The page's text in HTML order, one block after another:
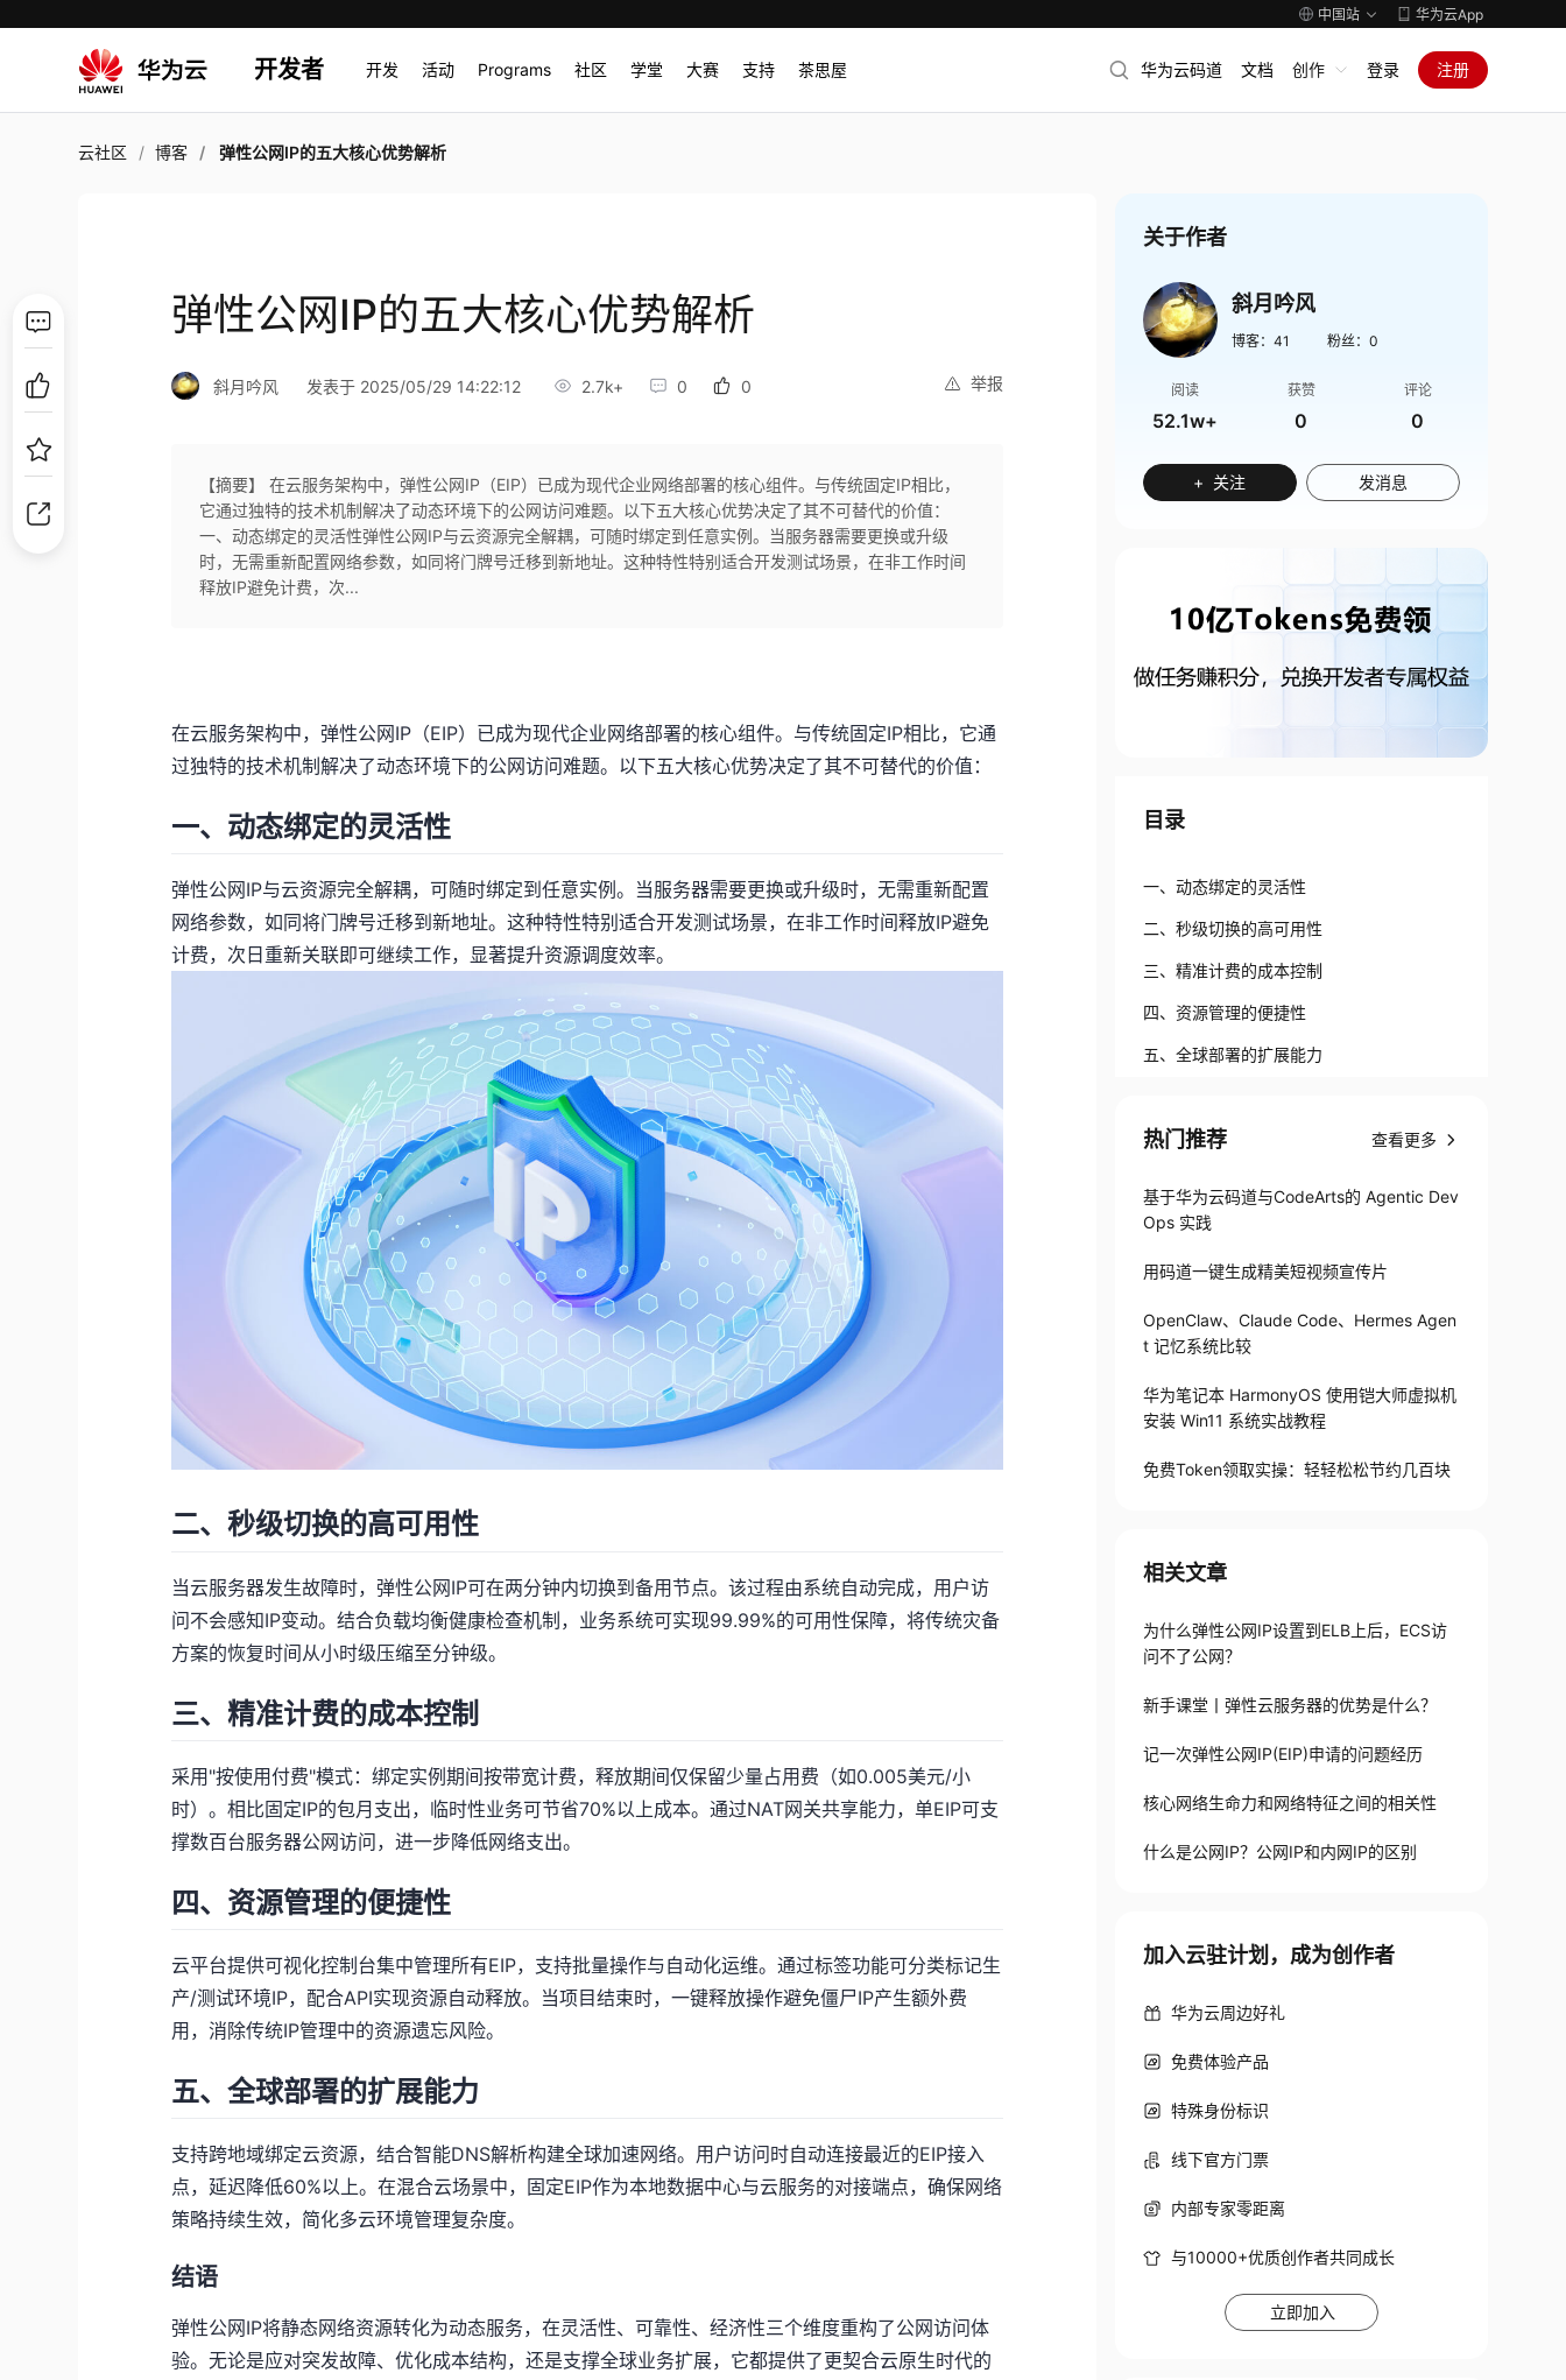
中国站 华为云App
开发者 开发 活动 Programs 社区 学堂 大赛 支持 茶思屋 华为云码道 文档 创作 登录 注册
云社区 博客 弹性公网IP的五大核心优势解析
弹性公网IP的五大核心优势解析
举报
斜月吟风 发表于 2025/05/29 14:22:12 2.7k+ 0 0
【摘要】 在云服务架构中，弹性公网IP（EIP）已成为现代企业网络部署的核心组件。与传统固定IP相比，
它通过独特的技术机制解决了动态环境下的公网访问难题。以下五大核心优势决定了其不可替代的价值：
一、动态绑定的灵活性弹性公网IP与云资源完全解耦，可随时绑定到任意实例。当服务器需要更换或升级
时，无需重新配置网络参数，如同将门牌号迁移到新地址。这种特性特别适合开发测试场景，在非工作时间
释放IP避免计费，次...
在云服务架构中，弹性公网IP（EIP）已成为现代企业网络部署的核心组件。与传统固定IP相比，它通
过独特的技术机制解决了动态环境下的公网访问难题。以下五大核心优势决定了其不可替代的价值：
一、动态绑定的灵活性
弹性公网IP与云资源完全解耦，可随时绑定到任意实例。当服务器需要更换或升级时，无需重新配置
网络参数，如同将门牌号迁移到新地址。这种特性特别适合开发测试场景，在非工作时间释放IP避免
计费，次日重新关联即可继续工作，显著提升资源调度效率。
二、秒级切换的高可用性
当云服务器发生故障时，弹性公网IP可在两分钟内切换到备用节点。该过程由系统自动完成，用户访
问不会感知IP变动。结合负载均衡健康检查机制，业务系统可实现99.99%的可用性保障，将传统灾备
方案的恢复时间从小时级压缩至分钟级。
三、精准计费的成本控制
采用"按使用付费"模式：绑定实例期间按带宽计费，释放期间仅保留少量占用费（如0.005美元/小
时）。相比固定IP的包月支出，临时性业务可节省70%以上成本。通过NAT网关共享能力，单EIP可支
撑数百台服务器公网访问，进一步降低网络支出。
四、资源管理的便捷性
云平台提供可视化控制台集中管理所有EIP，支持批量操作与自动化运维。通过标签功能可分类标记生
产/测试环境IP，配合API实现资源自动释放。当项目结束时，一键释放操作避免僵尸IP产生额外费
用，消除传统IP管理中的资源遗忘风险。
五、全球部署的扩展能力
支持跨地域绑定云资源，结合智能DNS解析构建全球加速网络。用户访问时自动连接最近的EIP接入
点，延迟降低60%以上。在混合云场景中，固定EIP作为本地数据中心与云服务的对接端点，确保网络
策略持续生效，简化多云环境管理复杂度。
结语
弹性公网IP将静态网络资源转化为动态服务，在灵活性、可靠性、经济性三个维度重构了公网访问体
验。无论是应对突发故障、优化成本结构，还是支撑全球业务扩展，它都提供了更契合云原生时代的
关于作者
斜月吟风
博客： 41 粉丝： 0
阅读
52.1w+
获赞
0
评论
0
+ 关注 发消息
目录
一、动态绑定的灵活性
二、秒级切换的高可用性
三、精准计费的成本控制
四、资源管理的便捷性
五、全球部署的扩展能力
热门推荐 查看更多
基于华为云码道与CodeArts的 Agentic Dev
Ops 实践
用码道一键生成精美短视频宣传片
OpenClaw、Claude Code、Hermes Agen
t 记忆系统比较
华为笔记本 HarmonyOS 使用铠大师虚拟机
安装 Win11 系统实战教程
免费Token领取实操：轻轻松松节约几百块
相关文章
为什么弹性公网IP设置到ELB上后，ECS访
问不了公网？
新手课堂丨弹性云服务器的优势是什么？
记一次弹性公网IP(EIP)申请的问题经历
核心网络生命力和网络特征之间的相关性
什么是公网IP？公网IP和内网IP的区别
加入云驻计划，成为创作者
华为云周边好礼
免费体验产品
特殊身份标识
线下官方门票
内部专家零距离
与10000+优质创作者共同成长
立即加入